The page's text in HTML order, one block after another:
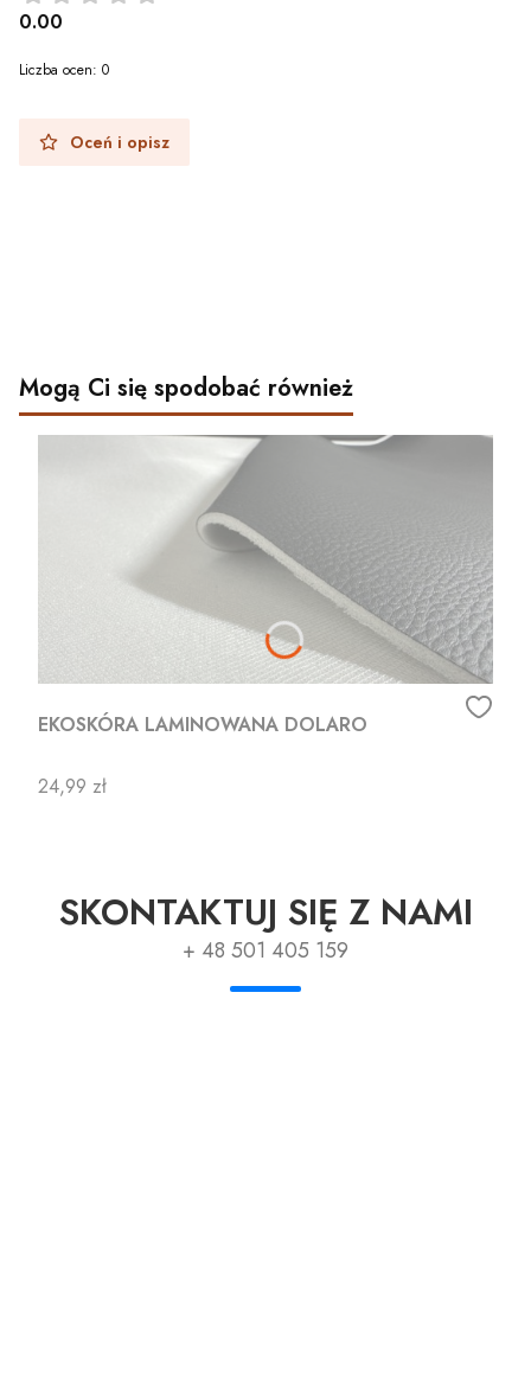
0.00
Liczba ocen: 0
Oceń i opisz
Mogą Ci się spodobać również
EKOSKÓRA LAMINOWANA DOLARO
Cena
24,99 zł
SKONTAKTUJ SIĘ Z NAMI
+ 48 501 405 159